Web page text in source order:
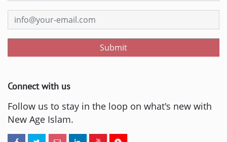
Submit
Connect with us
Follow us to stay in the loop on what's new with
New Age Islam.